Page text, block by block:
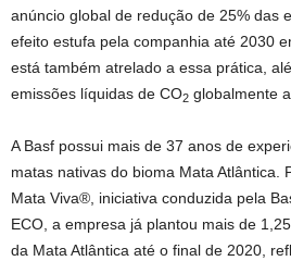
anúncio global de redução de 25% das
efeito estufa pela companhia até 2030
está também atrelado a essa prática,
emissões líquidas de CO2 globalmente
A Basf possui mais de 37 anos de
matas nativas do bioma Mata Atlântica.
Mata Viva®, iniciativa conduzida pela
ECO, a empresa já plantou mais de
da Mata Atlântica até o final de 2020,